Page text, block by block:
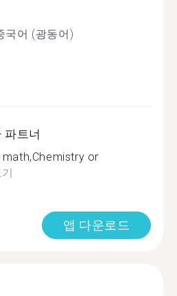
국어 (광동어)
파트너
or
앱 다운로드